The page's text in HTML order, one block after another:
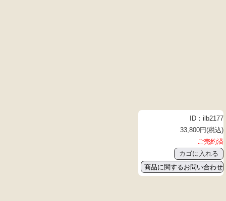
ID：ilb2177
33,800円(税込)
ご売約済
商品に関するお問い合わせ